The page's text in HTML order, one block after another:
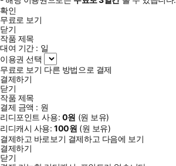
확인
무료로 보기
닫기
작품 제목
대여 기간 : 일
이용권 선택
무료로 보기 다른 방법으로 결제
결제하기
닫기
작품 제목
결제 금액 : 원
리디포인트 사용: 0원 (원 보유)
리디캐시 사용:100원 (원 보유)
결제하고 바로보기 결제하고 다음에 보기
결제하기
닫기